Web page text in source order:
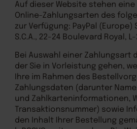
Auf dieser Website stehen
Online-Zahlungsarten des
zur Verfügung: PayPal (Europe)
S.C.A., 22-24 Boulevard Royal,
Bei Auswahl einer Zahlungsart
der Sie in Vorleistung gehen,
Ihre im Rahmen des
Zahlungsdaten (darunter
und Zahlkarteninformationen,
Transaktionsnummer) sowie
den Inhalt Ihrer Bestellung